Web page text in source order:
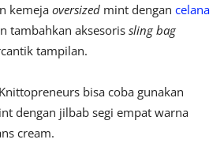
kemeja oversized mint dengan celana
tambahkan aksesoris sling bag
tampilan.
bisa coba gunakan
dengan jilbab segi empat warna
cream.